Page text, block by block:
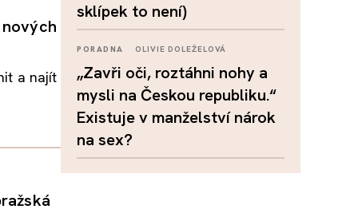
a najít
sklípek to není)
PORADNA OLIVIE DOLEŽELOVÁ
„Zavři oči, roztáhni nohy a
mysli na Českou republiku.“
Existuje v manželství nárok
na sex?